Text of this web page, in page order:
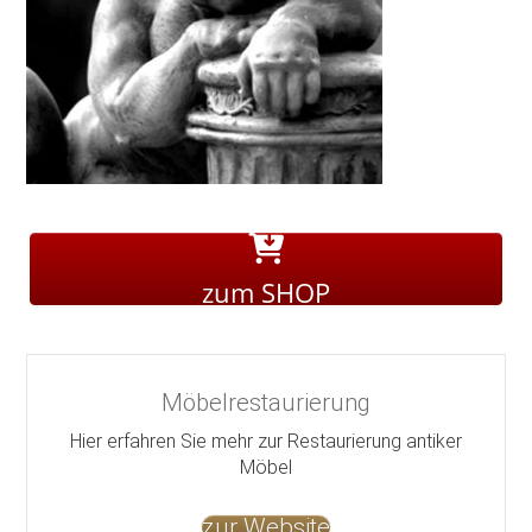
zum SHOP
Möbelrestaurierung
Hier erfahren Sie mehr zur Restaurierung antiker
Möbel